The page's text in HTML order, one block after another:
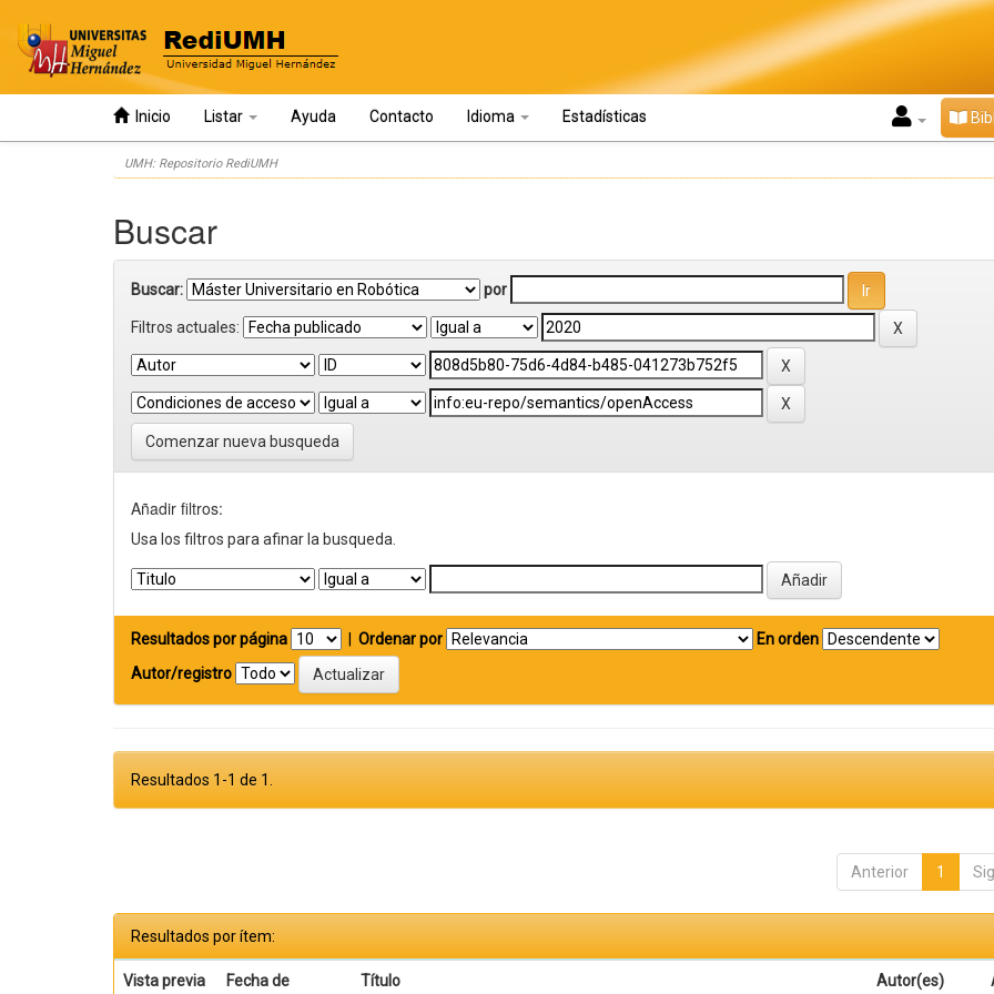
Inicio Listar Ayuda Contacto Idioma Estadísticas
UMH: Repositorio RediUMH
Buscar
Buscar: por
Filtros actuales:
Comenzar nueva busqueda
Añadir filtros:
Usa los filtros para afinar la busqueda.
Resultados por página Ordenar por
En orden
Autor/registro
Resultados 1-1 de 1.
Anterior 1
Resultados por ítem:
Vista previa Fecha de Título Autor(es)